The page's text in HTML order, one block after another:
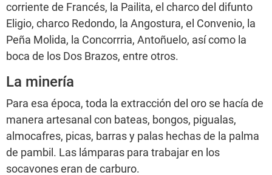
corriente de Francés, la Pailita, el charco del difunto
Eligio, charco Redondo, la Angostura, el Convenio, la
Peña Molida, la Concorrria, Antoñuelo, así como la
boca de los Dos Brazos, entre otros.
La minería
Para esa época, toda la extracción del oro se hacía de
manera artesanal con bateas, bongos, pigualas,
almocafres, picas, barras y palas hechas de la palma
de pambil. Las lámparas para trabajar en los
socavones eran de carburo.